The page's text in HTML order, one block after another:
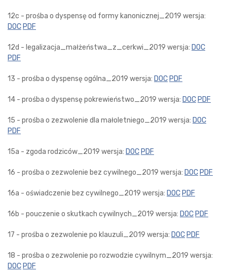
12c - prośba o dyspensę od formy kanonicznej_2019 wersja:
DOC PDF
12d - legalizacja_małżeństwa_z_cerkwi_2019 wersja: DOC
PDF
13 - prośba o dyspensę ogólna_2019 wersja: DOC PDF
14 - prośba o dyspensę pokrewieństwo_2019 wersja: DOC PDF
15 - prośba o zezwolenie dla małoletniego_2019 wersja: DOC
PDF
15a - zgoda rodziców_2019 wersja: DOC PDF
16 - prośba o zezwolenie bez cywilnego_2019 wersja: DOC PDF
16a - oświadczenie bez cywilnego_2019 wersja: DOC PDF
16b - pouczenie o skutkach cywilnych_2019 wersja: DOC PDF
17 - prośba o zezwolenie po klauzuli_2019 wersja: DOC PDF
18 - prośba o zezwolenie po rozwodzie cywilnym_2019 wersja:
DOC PDF